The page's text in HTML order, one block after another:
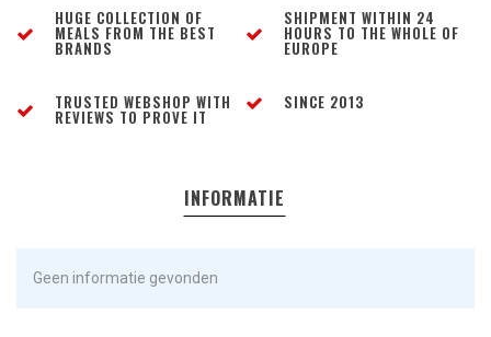
HUGE COLLECTION OF
MEALS FROM THE BEST
BRANDS
SHIPMENT WITHIN 24
HOURS TO THE WHOLE OF
EUROPE
TRUSTED WEBSHOP WITH
REVIEWS TO PROVE IT
SINCE 2013
INFORMATIE
Geen informatie gevonden